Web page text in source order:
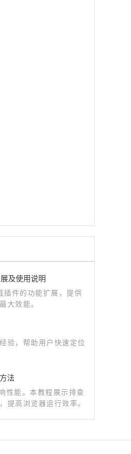
及使用说明
件的功能扩展，提供
大效能。
验，帮助用户快速定位
法
性能。本教程展示排查
提高浏览器运行效率。